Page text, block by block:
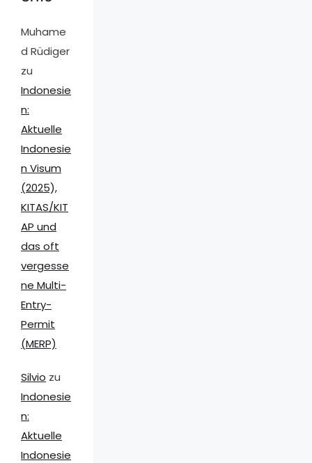
Muhame
d Rüdiger
zu
Indonesie
n:
Aktuelle
Indonesie
n Visum
(2025),
KITAS/KIT
AP und
das oft
vergesse
ne Multi-
Entry-
Permit
(MERP)
Silvio zu
Indonesie
n:
Aktuelle
Indonesie